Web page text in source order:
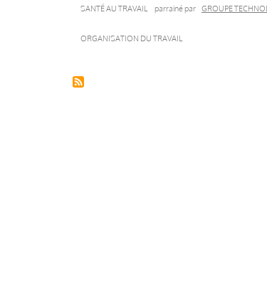
SANTÉ AU TRAVAIL parrainé par GROUPE
ORGANISATION DU TRAVAIL